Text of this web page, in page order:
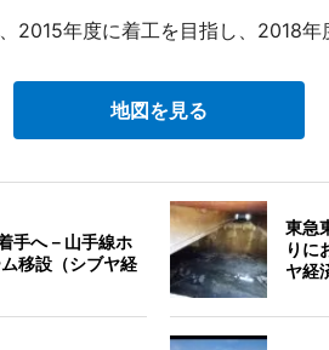
年度に着工を目指し、2018年
地図を見る
手へ－山手線ホ
移設（シブヤ経
東急
りに
ヤ経